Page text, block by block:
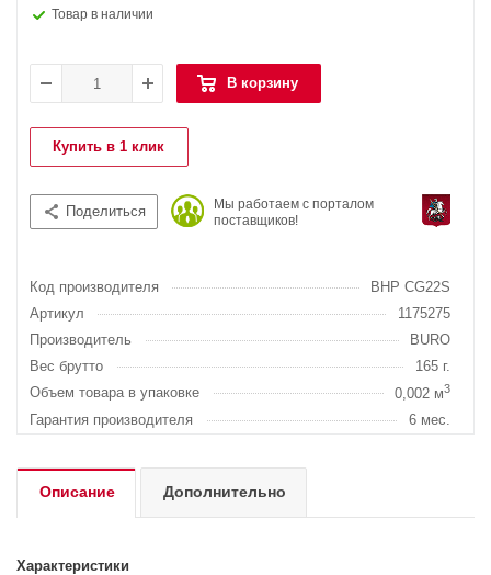
Товар в наличии
В корзину
Купить в 1 клик
Поделиться
Мы работаем с порталом
поставщиков!
Код производителя
BHP CG22S
Артикул
1175275
Производитель
BURO
Вес брутто
165 г.
Объем товара в упаковке
0,002 м3
Гарантия производителя 6 мес.
Описание Дополнительно
Характеристики